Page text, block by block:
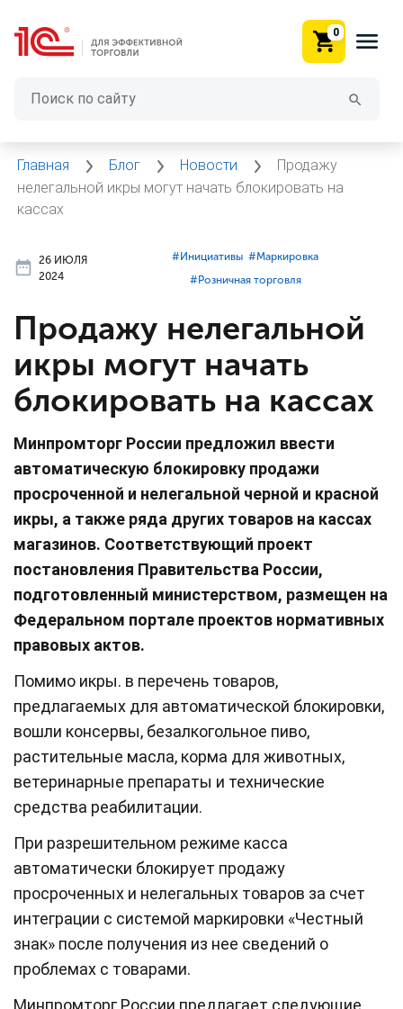
0
Главная Блог Новости
Продажу
нелегальной икры могут начать блокировать на
кассах
26 ИЮЛЯ
2024
#⁣Инициативы #⁣Маркировка
#⁣Розничная торговля
Продажу нелегальной
икры могут начать
блокировать на кассах
Минпромторг России предложил ввести
автоматическую блокировку продажи
просроченной и нелегальной черной и красной
икры, а также ряда других товаров на кассах
магазинов. Соответствующий проект
постановления Правительства России,
подготовленный министерством, размещен на
Федеральном портале проектов нормативных
правовых актов.
Помимо икры. в перечень товаров,
предлагаемых для автоматической блокировки,
вошли консервы, безалкогольное пиво,
растительные масла, корма для животных,
ветеринарные препараты и технические
средства реабилитации.
При разрешительном режиме касса
автоматически блокирует продажу
просроченных и нелегальных товаров за счет
интеграции с системой маркировки «Честный
знак» после получения из нее сведений о
проблемах с товарами.
Минпромторг России предлагает следующие